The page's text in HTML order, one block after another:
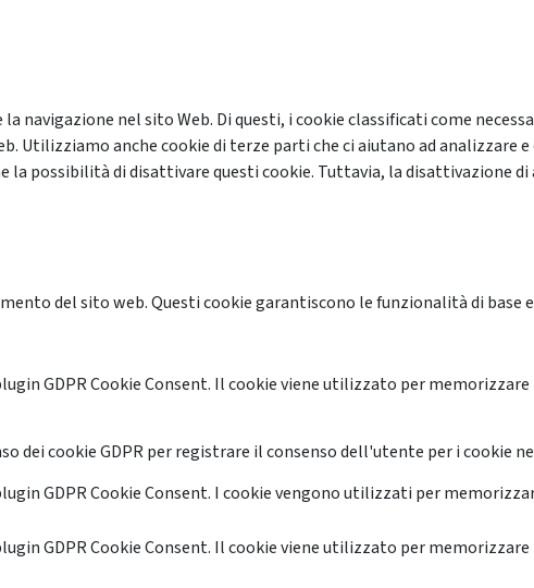
navigazione nel sito Web. Di questi, i cookie classificati come
Utilizziamo anche cookie di terze parti che ci aiutano ad analizzare
possibilità di disattivare questi cookie. Tuttavia, la disattivazione
del sito web. Questi cookie garantiscono le funzionalità di base
GDPR Cookie Consent. Il cookie viene utilizzato per
dei cookie GDPR per registrare il consenso dell'utente per i cookie
GDPR Cookie Consent. I cookie vengono utilizzati per
GDPR Cookie Consent. Il cookie viene utilizzato per